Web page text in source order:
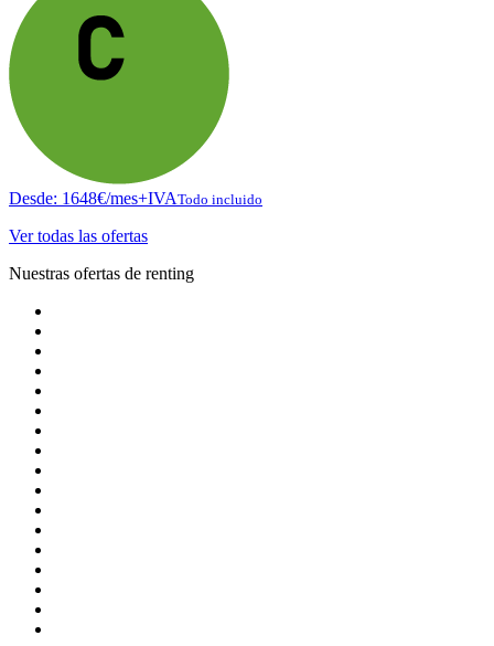
Desde: 1648€/mes+IVATodo incluido
Ver todas las ofertas
Nuestras ofertas de renting